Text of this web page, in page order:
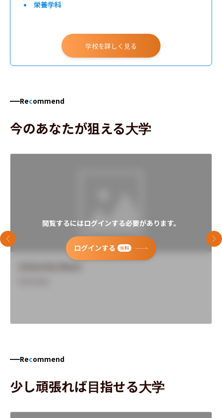
栄養学科
学校を詳しく見る
Recommend
今のあなたが狙える大学
閲覧するにはログインする必要があります。
ログインする 無料
前のスライド 次
Recommend
少し頑張れば目指せる大学